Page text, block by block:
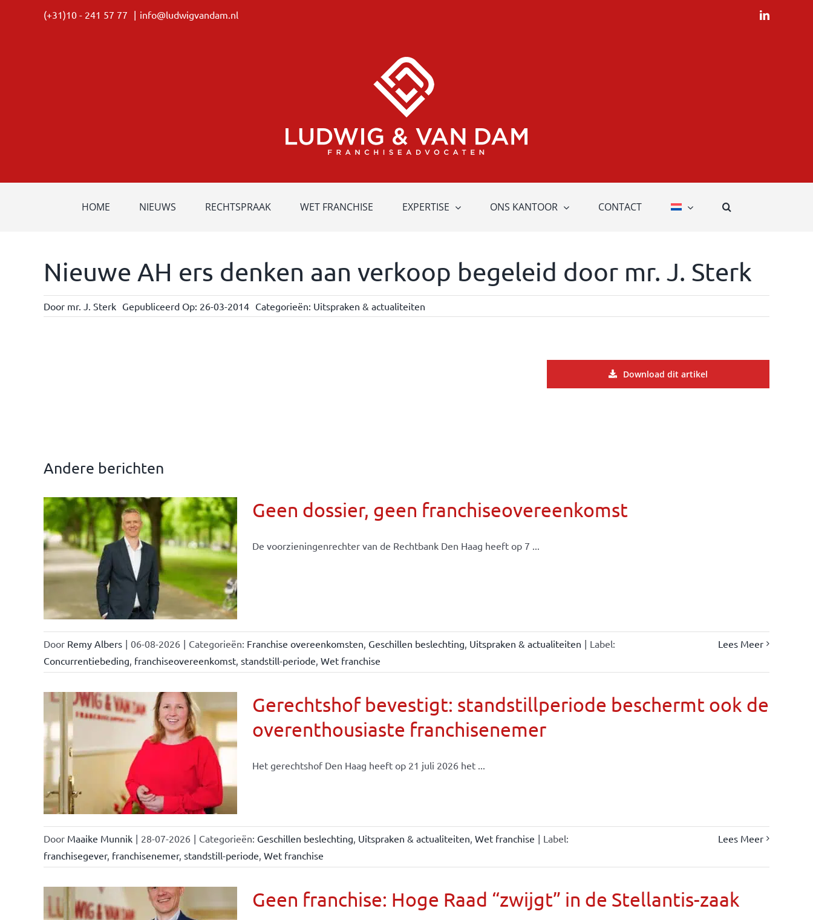
(+31)10 - 241 57 77 | info@ludwigvandam.nl LinkedIn
HOME NIEUWS RECHTSPRAAK WET FRANCHISE EXPERTISE ONS KANTOOR CONTACT
Nieuwe AH ers denken aan verkoop begeleid door mr. J. Sterk
Door mr. J. Sterk Gepubliceerd Op: 26-03-2014 Categorieën: Uitspraken & actualiteiten
Download dit artikel
Andere berichten
Geen dossier, geen franchiseovereenkomst
De voorzieningenrechter van de Rechtbank Den Haag heeft op 7 ...
Door Remy Albers | 06-08-2026 | Categorieën: Franchise overeenkomsten Geschillen beslechting Uitspraken & actualiteiten | Label:
Concurrentiebeding franchiseovereenkomst, standstill-periode Wet franchise
Lees Meer
Gerechtshof bevestigt: standstillperiode beschermt ook de
overenthousiaste franchisenemer
Het gerechtshof Den Haag heeft op 21 juli 2026 het ...
Door Maaike Munnik | 28-07-2026 | Categorieën: Geschillen beslechting Uitspraken & actualiteiten Wet franchise | Label:
franchisegever, franchisenemer, standstill-periode Wet franchise
Lees Meer
Geen franchise: Hoge Raad “zwijgt” in de Stellantis-zaak